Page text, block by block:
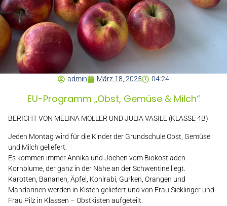
admin März 18, 2025 04:24
EU-Programm „Obst, Gemüse & Milch“
BERICHT VON MELINA MÖLLER UND JULIA VASILE (KLASSE 4B)
Jeden Montag wird für die Kinder der Grundschule Obst, Gemüse
und Milch geliefert.
Es kommen immer Annika und Jochen vom Biokostladen
Kornblume, der ganz in der Nähe an der Schwentine liegt.
Karotten, Bananen, Äpfel, Kohlrabi, Gurken, Orangen und
Mandarinen werden in Kisten geliefert und von Frau Sicklinger und
Frau Pilz in Klassen – Obstkisten aufgeteilt.